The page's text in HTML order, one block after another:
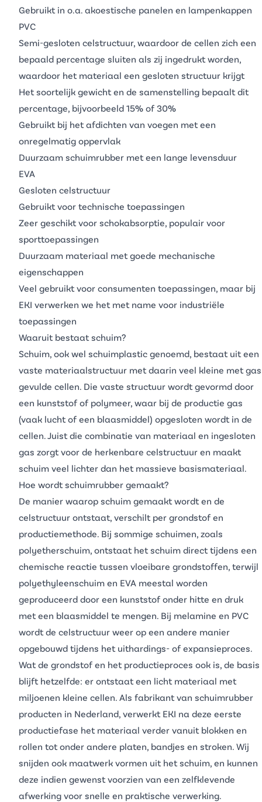
Gebruikt in o.a. akoestische panelen en lampenkappen
PVC
Semi-gesloten celstructuur, waardoor de cellen zich een
bepaald percentage sluiten als zij ingedrukt worden,
waardoor het materiaal een gesloten structuur krijgt
Het soortelijk gewicht en de samenstelling bepaalt dit
percentage, bijvoorbeeld 15% of 30%
Gebruikt bij het afdichten van voegen met een
onregelmatig oppervlak
Duurzaam schuimrubber met een lange levensduur
EVA
Gesloten celstructuur
Gebruikt voor technische toepassingen
Zeer geschikt voor schokabsorptie, populair voor
sporttoepassingen
Duurzaam materiaal met goede mechanische
eigenschappen
Veel gebruikt voor consumenten toepassingen, maar bij
EKI verwerken we het met name voor industriële
toepassingen
Waaruit bestaat schuim?
Schuim, ook wel schuimplastic genoemd, bestaat uit een
vaste materiaalstructuur met daarin veel kleine met gas
gevulde cellen. Die vaste structuur wordt gevormd door
een kunststof of polymeer, waar bij de productie gas
(vaak lucht of een blaasmiddel) opgesloten wordt in de
cellen. Juist die combinatie van materiaal en ingesloten
gas zorgt voor de herkenbare celstructuur en maakt
schuim veel lichter dan het massieve basismateriaal.
Hoe wordt schuimrubber gemaakt?
De manier waarop schuim gemaakt wordt en de
celstructuur ontstaat, verschilt per grondstof en
productiemethode. Bij sommige schuimen, zoals
polyetherschuim, ontstaat het schuim direct tijdens een
chemische reactie tussen vloeibare grondstoffen, terwijl
polyethyleenschuim en EVA meestal worden
geproduceerd door een kunststof onder hitte en druk
met een blaasmiddel te mengen. Bij melamine en PVC
wordt de celstructuur weer op een andere manier
opgebouwd tijdens het uithardings- of expansieproces.
Wat de grondstof en het productieproces ook is, de basis
blijft hetzelfde: er ontstaat een licht materiaal met
miljoenen kleine cellen. Als fabrikant van schuimrubber
producten in Nederland, verwerkt EKI na deze eerste
productiefase het materiaal verder vanuit blokken en
rollen tot onder andere platen, bandjes en stroken. Wij
snijden ook maatwerk vormen uit het schuim, en kunnen
deze indien gewenst voorzien van een zelfklevende
afwerking voor snelle en praktische verwerking.